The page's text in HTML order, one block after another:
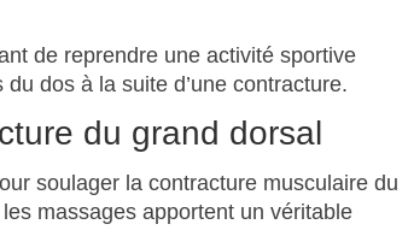
de reprendre une activité sportive
dos à la suite d’une contracture.
du grand dorsal
soulager la contracture musculaire du
massages apportent un véritable